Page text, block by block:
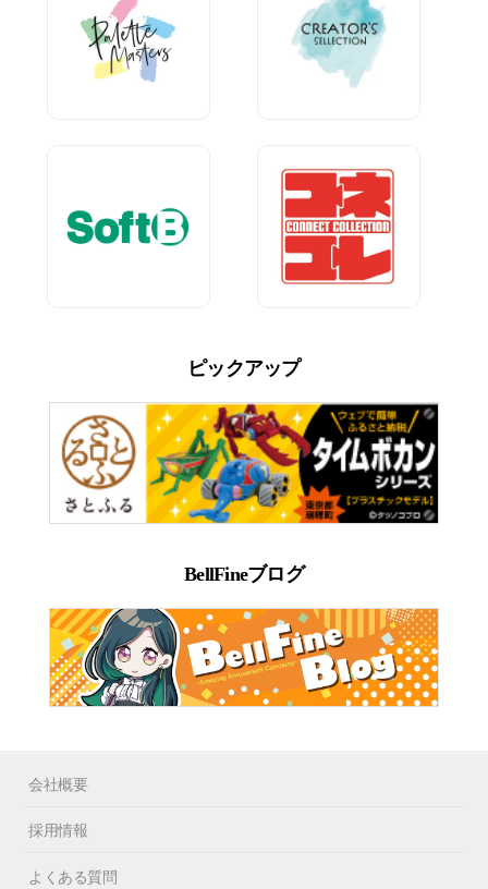
ピックアップ
BellFineブログ
会社概要
採用情報
よくある質問